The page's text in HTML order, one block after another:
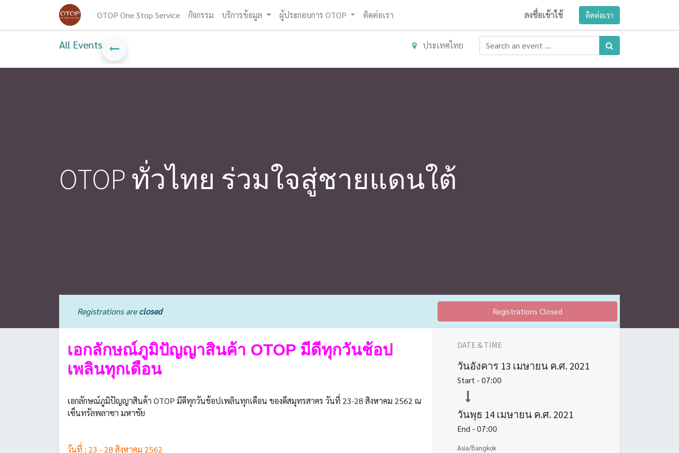
OTOP One Stop Service กิจกรรม บริการข้อมูล ผู้ประกอบการ OTOP ติดต่อเรา ลงชื่อเข้าใช้ ติดต่อเรา
All Events ประเทศไทย
OTOP ทั่วไทย ร่วมใจสู่ชายแดนใต้
Registrations areclosed Registrations Closed
เอกลักษณ์ภูมิปัญญาสินค้า OTOP มีดีทุกวันช้อป
เพลินทุกเดือน
เอกลักษณ์ภูมิปัญญาสินค้า OTOP มีดีทุกวันช้อปเพลินทุกเดือน ของดีสมุทรสาคร วันที่ 23-28 สิงหาคม 2562 ณ
เซ็นทรัลพลาซา มหาชัย
วันที่ : 23 - 28 สิงหาคม 2562
DATE & TIME
วันอังคาร 13 เมษายน ค.ศ. 2021
Start -07:00
วันพุธ 14 เมษายน ค.ศ. 2021
End -07:00
Asia/Bangkok